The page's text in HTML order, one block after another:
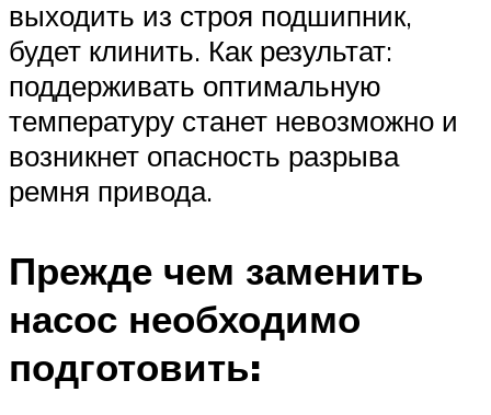
выходить из строя подшипник,
будет клинить. Как результат:
поддерживать оптимальную
температуру станет невозможно и
возникнет опасность разрыва
ремня привода.
Прежде чем заменить
насос необходимо
подготовить: